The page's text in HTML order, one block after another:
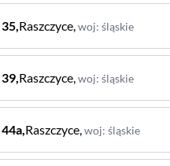
35,Raszczyce,woj: śląskie
39,Raszczyce,woj: śląskie
44a,Raszczyce,woj: śląskie